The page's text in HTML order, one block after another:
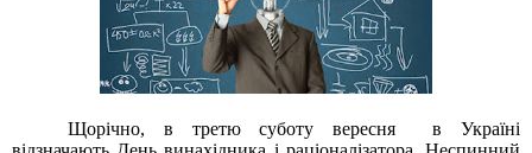
Щорічно, в третю суботу вересня в Україні